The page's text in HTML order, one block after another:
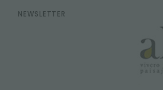
NEWSLETTER